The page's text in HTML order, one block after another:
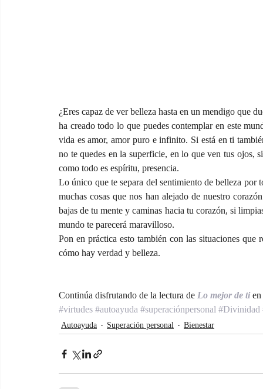
¿Eres capaz de ver belleza hasta en un mendigo que
ha creado todo lo que puedes contemplar en este
vida es amor, amor puro e infinito. Si está en ti
no te quedes en la superficie, en lo que ven tus ojos,
como todo es espíritu, presencia.
Lo único que te separa del sentimiento de belleza por
muchas cosas que nos han alejado de nuestro
bajas de tu mente y caminas hacia tu corazón, si
mundo te parecerá maravilloso.
Pon en práctica esto también con las situaciones
cómo hay verdad y belleza.
Continúa disfrutando de la lectura de Lo mejor de ti
#virtudes #autoayuda #superaciónpersonal #Divinidad
Autoayuda Superación personal Bienestar